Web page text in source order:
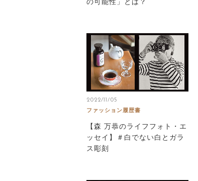
の可能性」とは？
2022/11/05
ファッション履歴書
【森 万恭のライフフォト・エ
ッセイ】＃白でない白とガラ
ス彫刻